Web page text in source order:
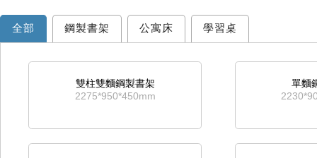
全部 鋼製書架 公寓床 學習桌
雙柱雙麵鋼製書架
2275*950*450mm
單麵